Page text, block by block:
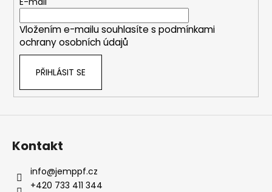
Vložením e-mailu souhlasíte s podmínkami
ochrany osobních údajů
PŘIHLÁSIT SE
Kontakt
info@jemppf.cz
+420 733 411 344